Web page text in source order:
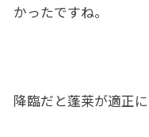
かったですね。
降臨だと蓬莱が適正に